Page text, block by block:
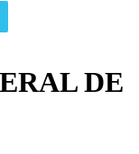
DE